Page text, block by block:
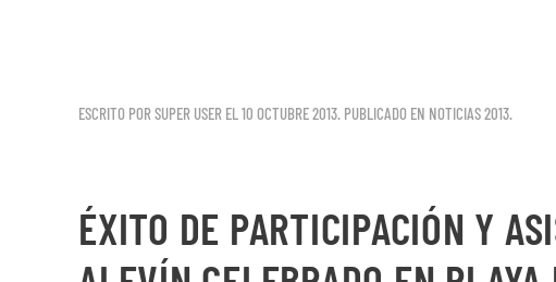
ESCRITO POR SUPER USER EL10 OCTUBRE 2013. PUBLICADO EN NOTICIAS 2013.
ÉXITO DE PARTICIPACIÓN Y